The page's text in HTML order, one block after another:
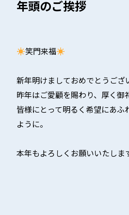
年頭のご挨拶
笑門来福
新年明けましておめでとうござ
昨年はご愛顧を賜わり、厚く御
皆様にとって明るく希望にあふ
ように。
本年もよろしくお願いいたしま